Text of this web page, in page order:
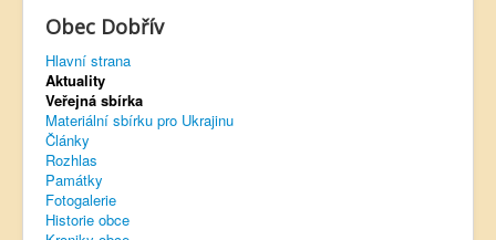
Kontakt
Úřední deska
Dobřívský zpravodaj
Rozhlas
Sokol Dobřív
Ubytování
Obec Dobřív
Hlavní strana
Aktuality
Veřejná sbírka
Materiální sbírku pro Ukrajinu
Články
Rozhlas
Památky
Fotogalerie
Historie obce